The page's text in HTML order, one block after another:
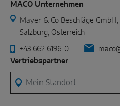
MACO Unternehmen
Mayer & Co Beschläge
Salzburg, Österreich
+43 662 6196-0
Vertriebspartner
Mein Standort